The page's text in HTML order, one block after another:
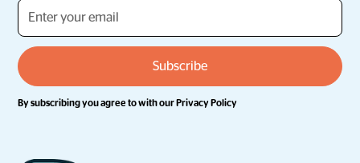
By subscribing you agree to with ourPrivacy Policy